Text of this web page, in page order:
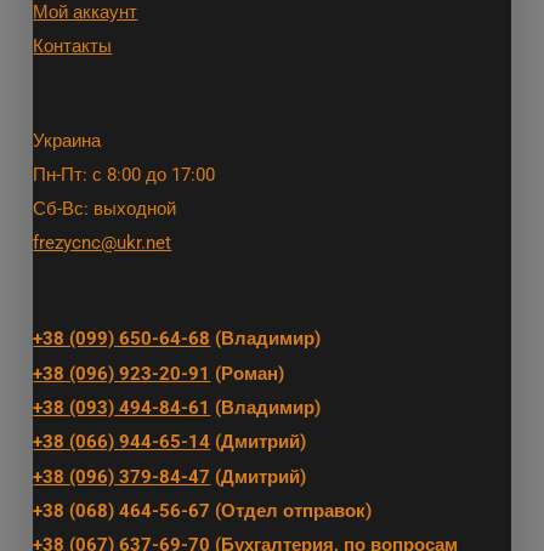
Мой аккаунт
Контакты
Украина
Пн-Пт: с 8:00 до 17:00
Сб-Вс: выходной
frezycnc@ukr.net
+38 (099) 650-64-68 (Владимир)
+38 (096) 923-20-91 (Роман)
+38 (093) 494-84-61 (Владимир)
+38 (066) 944-65-14 (Дмитрий)
+38 (096) 379-84-47 (Дмитрий)
+38 (068) 464-56-67 (Отдел отправок)
+38 (067) 637-69-70 (Бухгалтерия, по вопросам